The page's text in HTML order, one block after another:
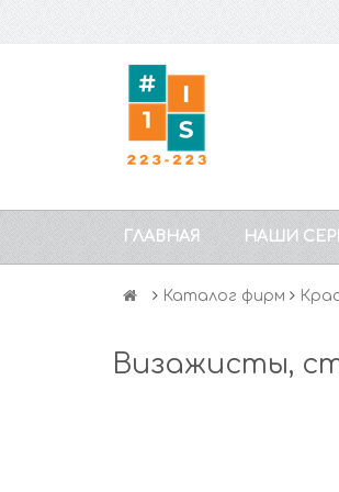
ГЛАВНАЯ НАШИ
Каталог фирм
Визажисты,